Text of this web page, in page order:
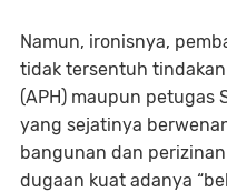
Namun, ironisnya,
tidak tersentuh
(APH) maupun petugas
yang sejatinya
bangunan dan
dugaan kuat adanya